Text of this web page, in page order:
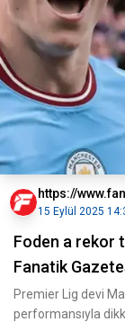
https://
15 Eylül 2025
Foden a rekor
Fanatik
Premier Lig devi
performansıyla